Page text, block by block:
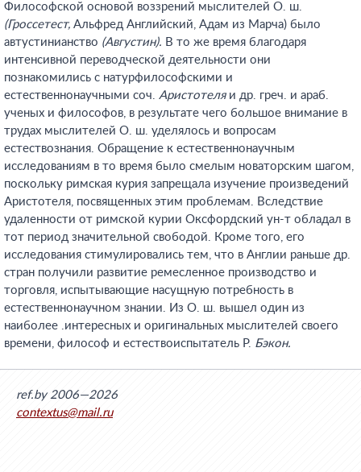
Философской основой воззрений мыслителей О. ш.
(Гроссетест, Альфред Английский, Адам из Марча) было
автустинианство (Августин). В то же время благодаря
интенсивной переводческой деятельности они
познакомились с натурфилософскими и
естественнонаучными соч. Аристотеляи др. греч. и араб.
ученых и философов, в результате чего большое внимание в
трудах мыслителей О. ш. уделялось и вопросам
естествознания. Обращение к естественнонаучным
исследованиям в то время было смелым новаторским шагом,
поскольку римская курия запрещала изучение произведений
Аристотеля, посвященных этим проблемам. Вследствие
удаленности от римской курии Оксфордский ун-т обладал в
тот период значительной свободой. Кроме того, его
исследования стимулировались тем, что в Англии раньше др.
стран получили развитие ремесленное производство и
торговля, испытывающие насущную потребность в
естественнонаучном знании. Из О. ш. вышел один из
наиболее .интересных и оригинальных мыслителей своего
времени, философ и естествоиспытатель Р. Бэкон.
ref.by 2006—2026
contextus@mail.ru